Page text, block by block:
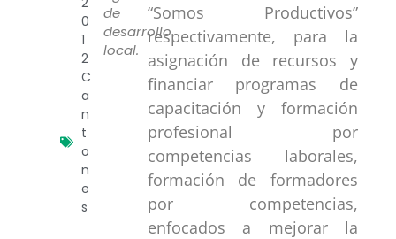
0
1
2
C
a
n
t
o
n
e
s
de
desarrollo
local.
“Somos Productivos”
respectivamente, para la
asignación de recursos y
financiar programas de
capacitación y formación
profesional por
competencias laborales,
formación de formadores
por competencias,
enfocados a mejorar la